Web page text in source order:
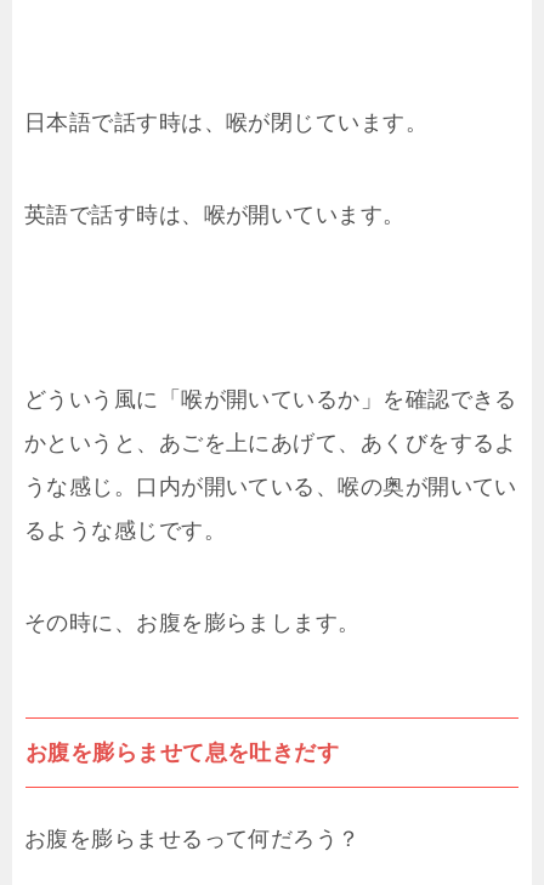
日本語で話す時は、喉が閉じています。
英語で話す時は、喉が開いています。
どういう風に「喉が開いているか」を確認できる
かというと、あごを上にあげて、あくびをするよ
うな感じ。口内が開いている、喉の奥が開いてい
るような感じです。
その時に、お腹を膨らまします。
お腹を膨らませて息を吐きだす
お腹を膨らませるって何だろう？